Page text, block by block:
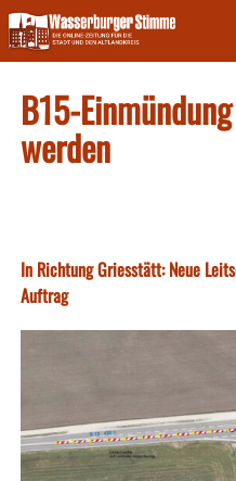
Skip
to
content
B15-
werden
In Richtung Griesstätt: Neue
Auftrag